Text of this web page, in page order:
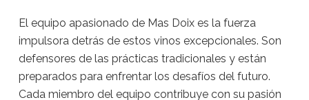
El equipo apasionado de Mas Doix es la fuerza
impulsora detrás de estos vinos excepcionales. Son
defensores de las prácticas tradicionales y están
preparados para enfrentar los desafíos del futuro.
Cada miembro del equipo contribuye con su pasión